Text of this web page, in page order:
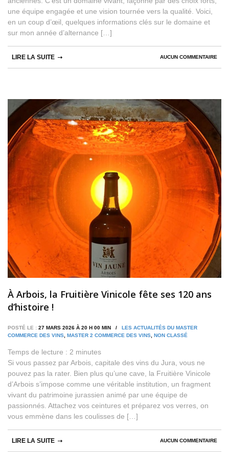
une équipe engagée et une vision tournée vers la qualité. Voici,
en un coup d’œil, quelques informations clés sur le domaine et
sur mon année d’alternance […]
AUCUN COMMENTAIRE
LIRE LA SUITE
À Arbois, la Fruitière Vinicole fête ses 120 ans
d’histoire !
POSTÉ LE : 27 MARS 2026 À 20 H 00 MIN / LES ACTUALITÉS DU MASTER
COMMERCE DES VINS, MASTER 2 COMMERCE DES VINS, NON CLASSÉ
Temps de lecture : 2 minutes
Si vous passez par Arbois, capitale des vins du Jura, vous ne
pouvez pas la rater. Bien plus qu’une cave, la Fruitière Vinicole
d’Arbois s’impose comme une véritable institution, un fragment
vivant du patrimoine jurassien animé par une équipe de
passionnés. Attachez vos ceintures et préparez vos verres, on
vous emmène dans les coulisses de […]
AUCUN COMMENTAIRE
LIRE LA SUITE